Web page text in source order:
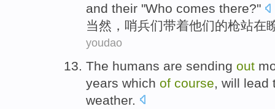
and their "Who comes there?"
当然 ， 哨兵们带着他们的枪站在
youdao
The humans are sending out
years which of course will lead
weather.